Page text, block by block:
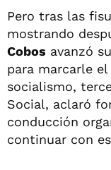
Pero tras las
mostrando
Cobos avanzó
para marcarle
socialismo,
Social, aclaró
conducción
continuar con